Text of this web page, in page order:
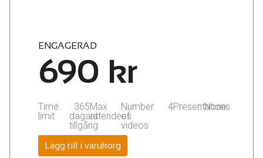
ENGAGERAD
690 kr
Time
limit
365
dagars
tillgång
Max
attendees
Number
of
videos
4Presentations
None
Lägg till i varukorg